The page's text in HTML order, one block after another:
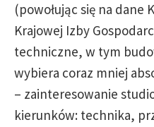
(powołując się na
Krajowej Izby
techniczne, w tym
wybiera coraz mniej
– zainteresowanie
kierunków: technika,